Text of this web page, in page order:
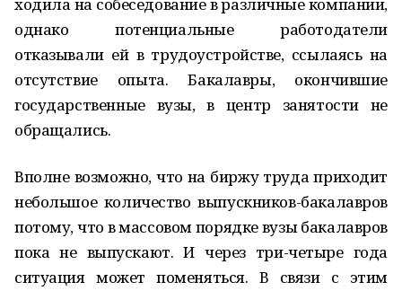
однако потенциальные работодатели
отказывали ей в трудоустройстве, ссылаясь на
отсутствие опыта. Бакалавры, окончившие
государственные вузы, в центр занятости не
обращались.
Вполне возможно, что на биржу труда приходит
небольшое количество выпускников-бакалавров
потому, что в массовом порядке вузы бакалавров
пока не выпускают. И через три-четыре года
ситуация может поменяться. В связи с этим